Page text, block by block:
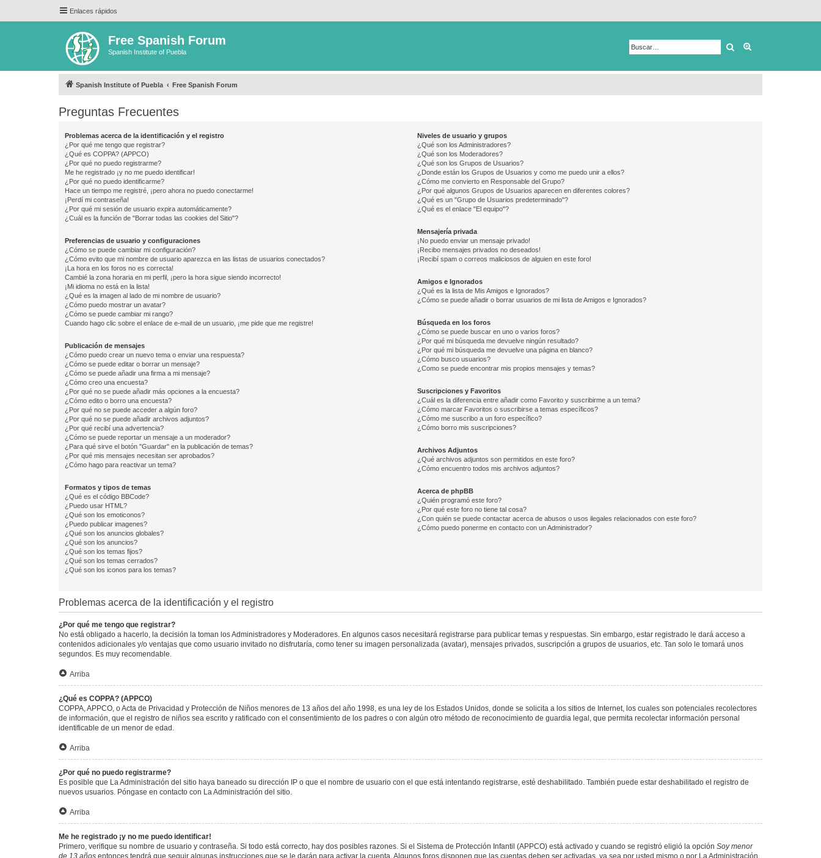
Enlaces rápidos
Free Spanish Forum
Spanish Institute of Puebla Buscar
Spanish Institute of Puebla Free Spanish Forum
Preguntas Frecuentes
Problemas acerca de la identificación y el registro
¿Por qué me tengo que registrar?
¿Qué es COPPA? (APPCO)
¿Por qué no puedo registrarme?
Me he registrado ¡y no me puedo identificar!
¿Por qué no puedo identificarme?
Hace un tiempo me registré, ¡pero ahora no puedo conectarme!
¡Perdí mi contraseña!
¿Por qué mi sesión de usuario expira automáticamente?
¿Cuál es la función de "Borrar todas las cookies del Sitio"?
Preferencias de usuario y configuraciones
¿Cómo se puede cambiar mi configuración?
¿Cómo evito que mi nombre de usuario aparezca en las listas de usuarios conectados?
¡La hora en los foros no es correcta!
Cambié la zona horaria en mi perfil, ¡pero la hora sigue siendo incorrecto!
¡Mi idioma no está en la lista!
¿Qué es la imagen al lado de mi nombre de usuario?
¿Cómo puedo mostrar un avatar?
¿Cómo se puede cambiar mi rango?
Cuando hago clic sobre el enlace de e-mail de un usuario, ¡me pide que me registre!
Publicación de mensajes
¿Cómo puedo crear un nuevo tema o enviar una respuesta?
¿Cómo se puede editar o borrar un mensaje?
¿Cómo se puede añadir una firma a mi mensaje?
¿Cómo creo una encuesta?
¿Por qué no se puede añadir más opciones a la encuesta?
¿Cómo edito o borro una encuesta?
¿Por qué no se puede acceder a algún foro?
¿Por qué no se puede añadir archivos adjuntos?
¿Por qué recibí una advertencia?
¿Cómo se puede reportar un mensaje a un moderador?
¿Para qué sirve el botón "Guardar" en la publicación de temas?
¿Por qué mis mensajes necesitan ser aprobados?
¿Cómo hago para reactivar un tema?
Formatos y tipos de temas
¿Qué es el código BBCode?
¿Puedo usar HTML?
¿Qué son los emoticonos?
¿Puedo publicar imagenes?
¿Qué son los anuncios globales?
¿Qué son los anuncios?
¿Qué son los temas fijos?
¿Qué son los temas cerrados?
¿Qué son los iconos para los temas?
Niveles de usuario y grupos
¿Qué son los Administradores?
¿Qué son los Moderadores?
¿Qué son los Grupos de Usuarios?
¿Donde están los Grupos de Usuarios y como me puedo unir a ellos?
¿Cómo me convierto en Responsable del Grupo?
¿Por qué algunos Grupos de Usuarios aparecen en diferentes colores?
¿Qué es un "Grupo de Usuarios predeterminado"?
¿Qué es el enlace "El equipo"?
Mensajería privada
¡No puedo enviar un mensaje privado!
¡Recibo mensajes privados no deseados!
¡Recibí spam o correos maliciosos de alguien en este foro!
Amigos e Ignorados
¿Qué es la lista de Mis Amigos e Ignorados?
¿Cómo se puede añadir o borrar usuarios de mi lista de Amigos e Ignorados?
Búsqueda en los foros
¿Cómo se puede buscar en uno o varios foros?
¿Por qué mi búsqueda me devuelve ningún resultado?
¿Por qué mi búsqueda me devuelve una página en blanco?
¿Cómo busco usuarios?
¿Como se puede encontrar mis propios mensajes y temas?
Suscripciones y Favoritos
¿Cuál es la diferencia entre añadir como Favorito y suscribirme a un tema?
¿Cómo marcar Favoritos o suscribirse a temas específicos?
¿Cómo me suscribo a un foro específico?
¿Cómo borro mis suscripciones?
Archivos Adjuntos
¿Qué archivos adjuntos son permitidos en este foro?
¿Cómo encuentro todos mis archivos adjuntos?
Acerca de phpBB
¿Quién programó este foro?
¿Por qué este foro no tiene tal cosa?
¿Con quién se puede contactar acerca de abusos o usos ilegales relacionados con este foro?
¿Cómo puedo ponerme en contacto con un Administrador?
Problemas acerca de la identificación y el registro
¿Por qué me tengo que registrar?
No está obligado a hacerlo, la decisión la toman los Administradores y Moderadores. En algunos casos necesitará registrarse para publicar temas y respuestas. Sin embargo, estar registrado le dará acceso a
contenidos adicionales y/o ventajas que como usuario invitado no disfrutaría, como tener su imagen personalizada (avatar), mensajes privados, suscripción a grupos de usuarios, etc. Tan solo le tomará unos
segundos. Es muy recomendable.
Arriba
¿Qué es COPPA? (APPCO)
COPPA, APPCO, o Acta de Privacidad y Protección de Niños menores de 13 años del año 1998, es una ley de los Estados Unidos, donde se solicita a los sitios de Internet, los cuales son potenciales recolectores
de información, que el registro de niños sea escrito y ratificado con el consentimiento de los padres o con algún otro método de reconocimiento de guardia legal, que permita recolectar información personal
identificable de un menor de edad.
Arriba
¿Por qué no puedo registrarme?
Es posible que La Administración del sitio haya baneado su dirección IP o que el nombre de usuario con el que está intentando registrarse, esté deshabilitado. También puede estar deshabilitado el registro de
nuevos usuarios. Póngase en contacto con La Administración del sitio.
Arriba
Me he registrado ¡y no me puedo identificar!
Primero, verifique su nombre de usuario y contraseña. Si todo está correcto, hay dos posibles razones. Si el Sistema de Protección Infantil (APPCO) está activado y cuando se registró eligió la opción Soy menor
de 13 años entonces tendrá que seguir algunas instrucciones que se le darán para activar la cuenta. Algunos foros disponen que las cuentas deben ser activadas, ya sea por usted mismo o por La Administración,